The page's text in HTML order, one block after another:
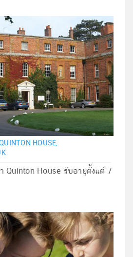
HOUSE,
Quinton House รับอายุตั้งแต่ 7